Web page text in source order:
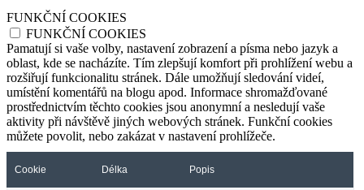
FUNKČNÍ COOKIES
FUNKČNÍ COOKIES
Pamatují si vaše volby, nastavení zobrazení a písma nebo jazyk a
oblast, kde se nacházíte. Tím zlepšují komfort při prohlížení webu a
rozšiřují funkcionalitu stránek. Dále umožňují sledování videí,
umístění komentářů na blogu apod. Informace shromažďované
prostřednictvím těchto cookies jsou anonymní a nesledují vaše
aktivity při návštěvě jiných webových stránek. Funkční cookies
můžete povolit, nebo zakázat v nastavení prohlížeče.
Cookie Délka Popis